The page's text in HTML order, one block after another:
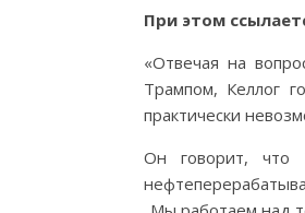
При этом
«Отвечая на
Трампом, Келлог
практически
Он говорит, что